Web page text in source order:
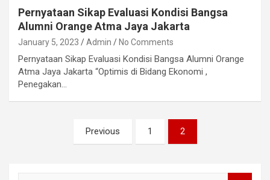
Pernyataan Sikap Evaluasi Kondisi Bangsa
Alumni Orange Atma Jaya Jakarta
January 5, 2023 Admin No Comments
Pernyataan Sikap Evaluasi Kondisi Bangsa Alumni Orange
Atma Jaya Jakarta “Optimis di Bidang Ekonomi ,
Penegakan…
navigation
Previous 1 2